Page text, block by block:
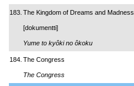
183. The Kingdom of Dreams and Madness
[dokumentti]
Yume to kyôki no ôkoku
184. The Congress
The Congress